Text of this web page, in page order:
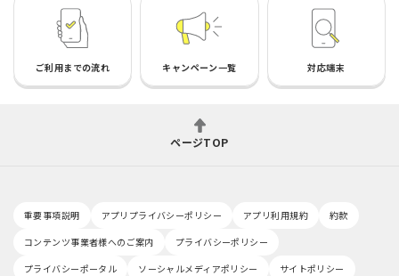
ご利用までの流れ キャンペーン一覧 対応端末
ページTOP
重要事項説明 アプリプライバシーポリシー アプリ利用規約
約款
コンテンツ事業者様へのご案内
プライバシーポリシー
プライバシーポータル
ソーシャルメディアポリシー
サイトポリシー